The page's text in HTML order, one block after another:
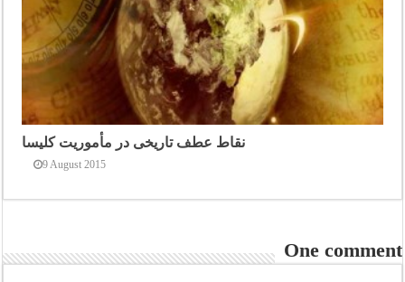
نقاط عطف تاریخی در مأموریت کلیسا
9 August 2015
One comment